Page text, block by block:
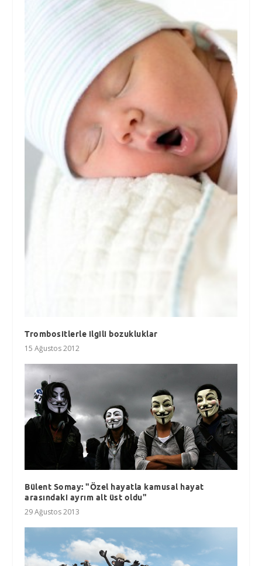
Trombositlerle ilgili bozukluklar
15 Ağustos 2012
Bülent Somay: "Özel hayatla kamusal hayat
arasındaki ayrım alt üst oldu"
29 Ağustos 2013